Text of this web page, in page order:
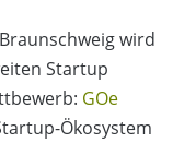
wird
Startup
GOe
Ökosystem